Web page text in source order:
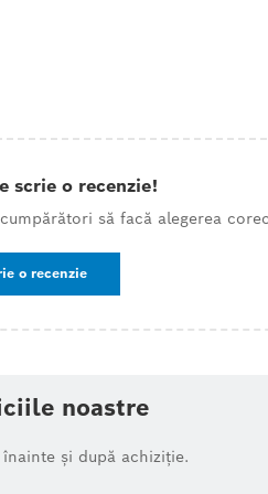
scrie o recenzie!
să facă alegerea
o recenzie
noastre
și după achiziție.